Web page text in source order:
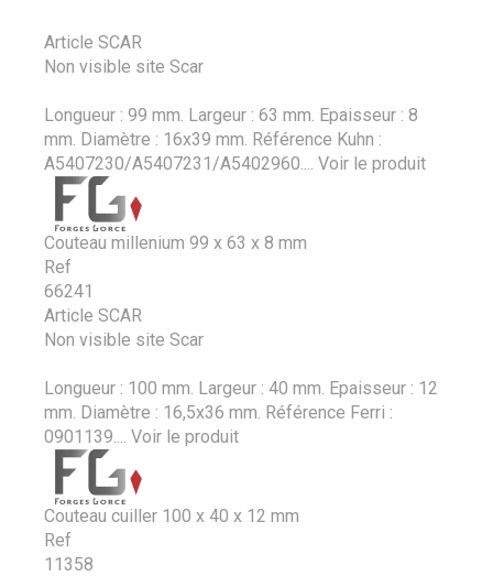
Article SCAR
Non visible site Scar
Longueur : 99 mm. Largeur : 63 mm. Epaisseur : 8
mm. Diamètre : 16x39 mm. Référence Kuhn :
A5407230/A5407231/A5402960....
Voir le produit
Couteau millenium 99 x 63 x 8 mm
Ref
66241
Article SCAR
Non visible site Scar
Longueur : 100 mm. Largeur : 40 mm. Epaisseur : 12
mm. Diamètre : 16,5x36 mm. Référence Ferri :
0901139....
Voir le produit
Couteau cuiller 100 x 40 x 12 mm
Ref
11358